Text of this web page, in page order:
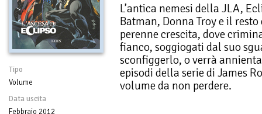
Tipo
Volume
Data uscita
Febbraio 2012
L’antica nemesi della JLA,
Batman, Donna Troy e il
perenne crescita, dove
fianco, soggiogati dal suo
sconfiggerlo, o verrà
episodi della serie di James
volume da non perdere.